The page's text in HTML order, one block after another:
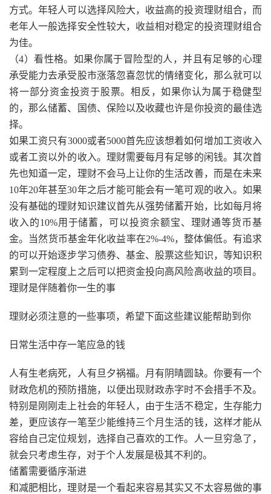
方式。年轻人可以选择风险大，收益高的投资理财组合，而
老年人一般选择安全性较大，收益相对稳定的投资理财组合
为佳。
（4）看性格。如果你属于冒险型的人，并且有足够的心理
承受能力去承受股市涨落忽喜忽忧的情绪变化，那么就可以
将一部分资金投资于股票。相反，如果你认为属于稳健型
的，那么储蓄、国债、保险以及收藏也许是你投资的最佳选
择。
如果工资只有3000或者5000首先应该想着如何增加工资收入
或者工资以外的收入。理财需要每月有足够的闲钱。其次首
先也知道一定，理财不会马上让你的生活改善，而是在未来
10年20年甚至30年之后才能可能会有一笔可观的收入。如果
没有基础的理财知识建议首先从强势储蓄开始，比如每月将
收入的10%用于储蓄，可以投资余额宝、理财通等货币基
金。当然货币基金年化收益率在2%-4%，整体偏低。有追求
的可以开始逐步学习债券、基金、股票这些知识，等知识积
累到一定程度上之后可以把资金投向高风险高收益的项目。
理财是伴随着你一生的事
理财必须注意的一些事项，希望下面这些建议能帮助到你
日常生活中存一笔应急的钱
人有生老病死，人有旦夕祸福。月有阴晴圆缺。你要有一个
财政危机的预防措施，以便出现财政赤字时不会措手不及。
特别是刚刚走上社会的年轻人，由于生活不稳定，生存能力
差，更应该存一笔至少能维持三个月生活的钱，这样才能从
容给自己定位规划，选择自己喜欢的工作。人一旦穷急了，
就会只考虑生存，对于个人发展是极其不利的。
储蓄需要循序渐进
和减肥相比，理财是一个看起来容易其实又不太容易做的事